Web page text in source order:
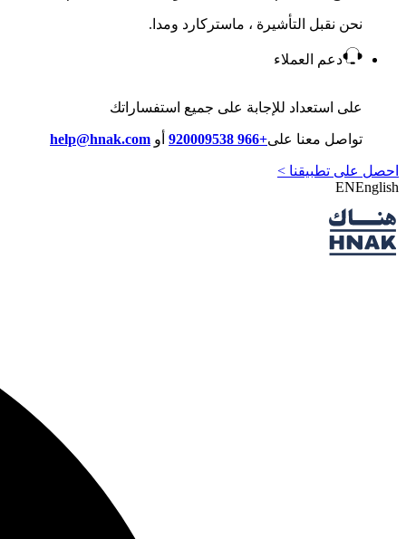
نحن نقبل التأشيرة ، ماستركارد ومدا.
دعم العملاء
على استعداد للإجابة على جميع استفساراتك
تواصل معنا على+966 920009538 أو help@hnak.com
احصل على تطبيقنا >
ENEnglish